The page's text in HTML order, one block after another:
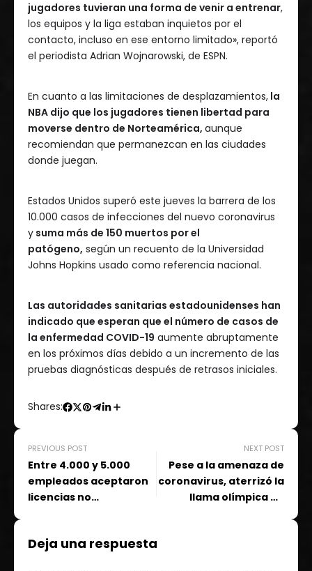
jugadores tuvieran una forma de venir a entrenar,
los equipos y la liga estaban inquietos por el
contacto, incluso en ese entorno limitado», reportó
el periodista Adrian Wojnarowski, de ESPN.
En cuanto a las limitaciones de desplazamientos, la
NBA dijo que los jugadores tienen libertad para
moverse dentro de Norteamérica, aunque
recomiendan que permanezcan en las ciudades
donde juegan.
Estados Unidos superó este jueves la barrera de los
10.000 casos de infecciones del nuevo coronavirus
y suma más de 150 muertos por el
patógeno, según un recuento de la Universidad
Johns Hopkins usado como referencia nacional.
Las autoridades sanitarias estadounidenses han
indicado que esperan que el número de casos de
la enfermedad COVID-19 aumente abruptamente
en los próximos días debido a un incremento de las
pruebas diagnósticas después de retrasos iniciales.
Shares:
PREVIOUS POST
Entre 4.000 y 5.000
empleados aceptaron
licencias no
Avianca
NEXT POST
Pese a la amenaza de
coronavirus, aterrizó la
llama olímpica en
Deja una respuesta